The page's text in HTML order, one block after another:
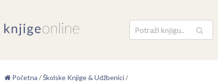
Pretraga
Početna /Školske Knjige & Udžbenici/